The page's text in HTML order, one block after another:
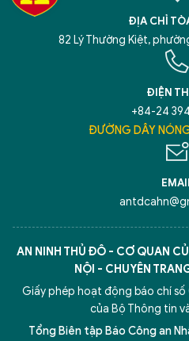
ĐỊA CHỈ
82 Lý Thường Kiệt,
ĐIỆN
+84-24
ĐƯỜNG DÂY
AN NINH THỦ ĐÔ - CƠ QUAN
NỘI - CHUYÊN
Giấy phép hoạt động báo chí số
của Bộ Thông tin
Tổng Biên tập Báo Công an